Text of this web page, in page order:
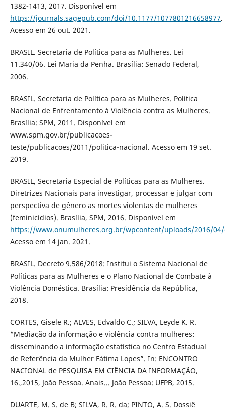
1382-1413, 2017. Disponível em
https://journals.sagepub.com/doi/10.1177/1077801216658977.
Acesso em 26 out. 2021.
BRASIL. Secretaria de Política para as Mulheres. Lei
11.340/06. Lei Maria da Penha. Brasília: Senado Federal,
2006.
BRASIL. Secretaria de Política para as Mulheres. Política
Nacional de Enfrentamento à Violência contra as Mulheres.
Brasília: SPM, 2011. Disponível em
www.spm.gov.br/publicacoes-
teste/publicacoes/2011/politica-nacional. Acesso em 19 set.
2019.
BRASIL, Secretaria Especial de Políticas para as Mulheres.
Diretrizes Nacionais para investigar, processar e julgar com
perspectiva de gênero as mortes violentas de mulheres
(feminicídios). Brasília, SPM, 2016. Disponível em
https://www.onumulheres.org.br/wpcontent/uploads/2016/
Acesso em 14 jan. 2021.
BRASIL. Decreto 9.586/2018: Institui o Sistema Nacional de
Políticas para as Mulheres e o Plano Nacional de Combate à
Violência Doméstica. Brasília: Presidência da República,
2018.
CORTES, Gisele R.; ALVES, Edvaldo C.; SILVA, Leyde K. R.
“Mediação da informação e violência contra mulheres:
disseminando a informação estatística no Centro Estadual
de Referência da Mulher Fátima Lopes”. In: ENCONTRO
NACIONAL de PESQUISA EM CIÊNCIA DA INFORMAÇÃO,
16.,2015, João Pessoa. Anais... João Pessoa: UFPB, 2015.
DUARTE, M. S. de B; SILVA, R. R. da; PINTO, A. S. Dossiê